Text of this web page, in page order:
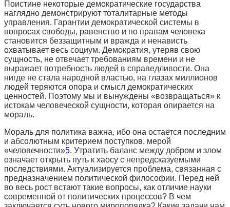
Поистине некоторые демократические государства
наглядно демонстрируют тоталитарные методы
управления. Гарантии демократической системы в
вопросах свободы, равенство и по правам человека
становится беззащитным и вражда и ненависть
охватывает весь социум. Демократия, утеряв свою
сущность, не отвечает требованиям времени и не
выражает потребность людей в справедливости. Она
нигде не стала народной властью, на глазах миллионов
людей теряются опора и смысл демократических
ценностей. Поэтому мы и вынуждены «возвращаться» к
истокам человеческой сущности, которая опирается на
мораль.
Мораль для политика важна, ибо она остается последним
и абсолютным критерием поступков, мерой
«человечности»5. Утратить баланс между добром и злом
означает открыть путь к хаосу с непредсказуемыми
последствиями. Актуализируется проблема, связанная с
предназначением политической философии. Перед ней
во весь рост встают такие вопросы, как отличие науки
современной от политических процессов? В чем